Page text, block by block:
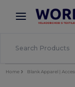
× Lepší ceny
Home Blank Apparel |